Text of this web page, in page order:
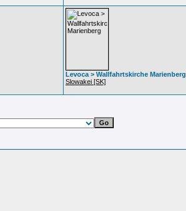
Levoca > Wallfahrtskirche Marienberg
Slowakei [SK]